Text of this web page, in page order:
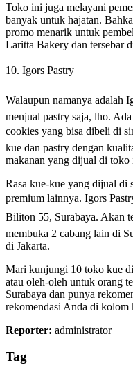
Toko ini juga melayani
banyak untuk hajatan.
promo menarik untuk
Laritta Bakery dan tersebar
10. Igors Pastry
Walaupun namanya adalah
menjual pastry saja, lho.
cookies yang bisa dibeli di
kue dan pastry dengan
makanan yang dijual di
Rasa kue-kue yang dijual di
premium lainnya. Igors
Biliton 55, Surabaya. Akan
membuka 2 cabang lain di
di Jakarta.
Mari kunjungi 10 toko kue
atau oleh-oleh untuk orang
Surabaya dan punya
rekomendasi Anda di kolom
Reporter: administrator
Tag